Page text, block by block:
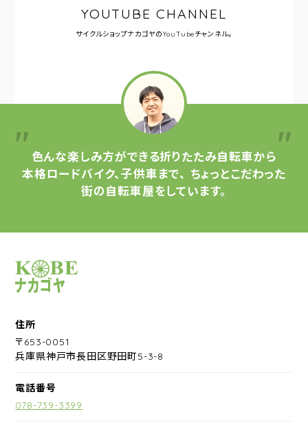
YOUTUBE CHANNEL
サイクルショップナカゴヤのYouTubeチャンネル。
色んな楽しみ方ができる折りたたみ自転車から
本格ロードバイク、子供車まで、 ちょっとこだわった
街の自転車屋をしています。
サイクルショップナカゴヤ
住所
〒653-0051
兵庫県神戸市長田区野田町5-3-8
電話番号
078-739-3399